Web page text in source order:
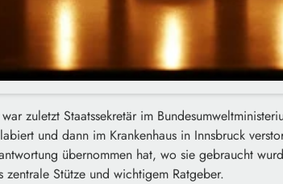
zuletzt Staatssekretär im
und dann im Krankenhaus in Innsbruck
übernommen hat, wo sie gebraucht
Stütze und wichtigem Ratgeber.